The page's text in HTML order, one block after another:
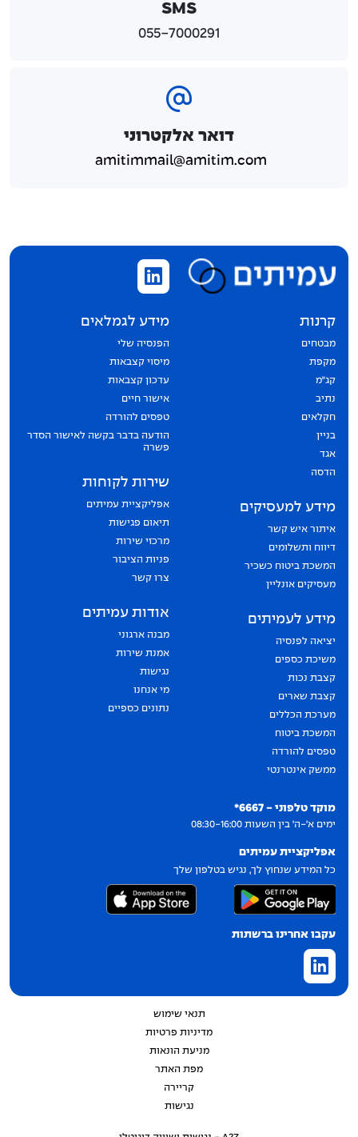
SMS
055-7000291
דואר אלקטרוני
amitimmail@amitim.com
מוקד טלפוני - 6667*
ימים א'-ה' בין השעות 08:30-16:00
אפליקציית עמיתים
כל המידע שנחוץ לך, נגיש בטלפון שלך
עקבו אחרינו ברשתות
קרנות
מבטחים
מקפת
קג״מ
נתיב
חקלאים
בניין
אגד
הדסה
מידע למעסיקים
איתור איש קשר
דיווח ותשלומים
המשכת ביטוח כשכיר
מעסיקים אונליין
מידע לעמיתים
יציאה לפנסיה
משיכת כספים
קצבת נכות
קצבת שארים
מערכת הכללים
המשכת ביטוח
טפסים להורדה
ממשק אינטרנטי
מידע לגמלאים
הפנסיה שלי
מיסוי קצבאות
עדכון קצבאות
אישור חיים
טפסים להורדה
הודעה בדבר בקשה לאישור הסדר
פשרה
שירות לקוחות
אפליקציית עמיתים
תיאום פגישות
מרכזי שירות
פניות הציבור
צרו קשר
אודות עמיתים
מבנה ארגוני
אמנת שירות
נגישות
מי אנחנו
נתונים כספיים
תנאי שימוש
מדיניות פרטיות
מניעת הונאות
מפת האתר
קריירה
נגישות